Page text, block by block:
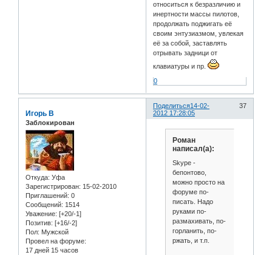
относиться к безразличию и
инертности массы пилотов,
продолжать поджигать её
своим энтузиазмом, увлекая
её за собой, заставлять
отрывать задници от
клавиатуры и пр.
0
Поделиться 37
14-02-
2012 17:28:05
Игорь В
Заблокирован
Откуда: Уфа
Зарегистрирован: 15-02-2010
Приглашений: 0
Сообщений: 1514
Уважение: [+20/-1]
Позитив: [+16/-2]
Пол: Мужской
Провел на форуме:
17 дней 15 часов
Роман
написал(а):
Skype -
бепонтово,
можно просто на
форуме по-
писать. Надо
руками по-
размахивать, по-
горланить, по-
ржать, и т.п.